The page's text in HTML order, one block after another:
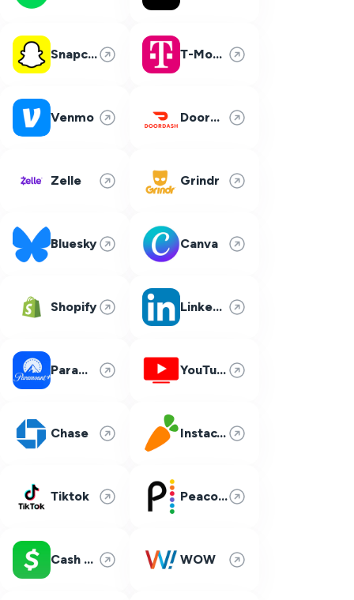
Snapchat T-Mobile
Venmo DoorDash
Zelle Grindr
Bluesky Canva
Shopify LinkedIn
Paramount Plus YouTube TV
Chase Instacart
Tiktok Peacock
Cash App WOW